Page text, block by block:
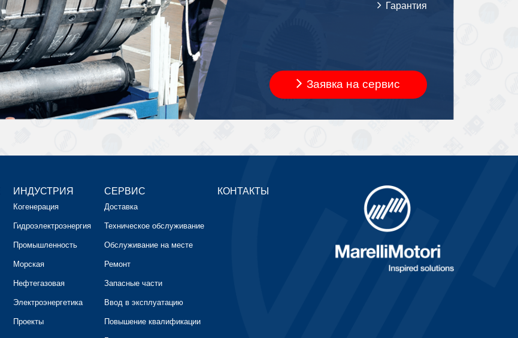
Гарантия
Заявка на сервис
ИНДУСТРИЯ
Когенерация
Гидроэлектроэнергия
Промышленность
Морская
Нефтегазовая
Электроэнергетика
Проекты
СЕРВИС
Доставка
Техническое обслуживание
Обслуживание на месте
Ремонт
Запасные части
Ввод в эксплуатацию
Повышение квалификации
КОНТАКТЫ